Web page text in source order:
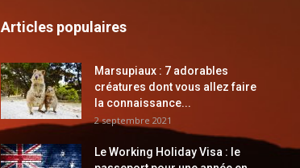
Articles populaires
Marsupiaux : 7 adorables
créatures dont vous allez faire
la connaissance...
2 septembre 2021
Le Working Holiday Visa : le